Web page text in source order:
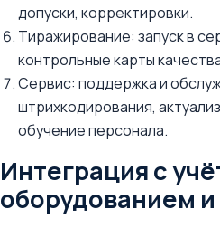
допуски, корректировки.
Тиражирование: запуск в
контрольные карты
Сервис: поддержка и
штрихкодирования,
обучение персонала.
Интеграция с
оборудованием